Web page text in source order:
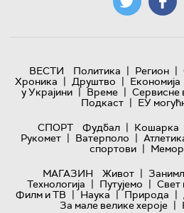
ВЕСТИ Политика | Регион |
Хроника | Друштво | Економија
у Украјини | Време | Сервисне
Подкаст | ЕУ
СПОРТ
Фудбал | Кошарка
Рукомет | Ватерполо |
спортови |
МАГАЗИН
Живот |
Технологијa | Путујемо | Свет
Филм и ТВ | Наука | Природа |
За мале велике хероје |